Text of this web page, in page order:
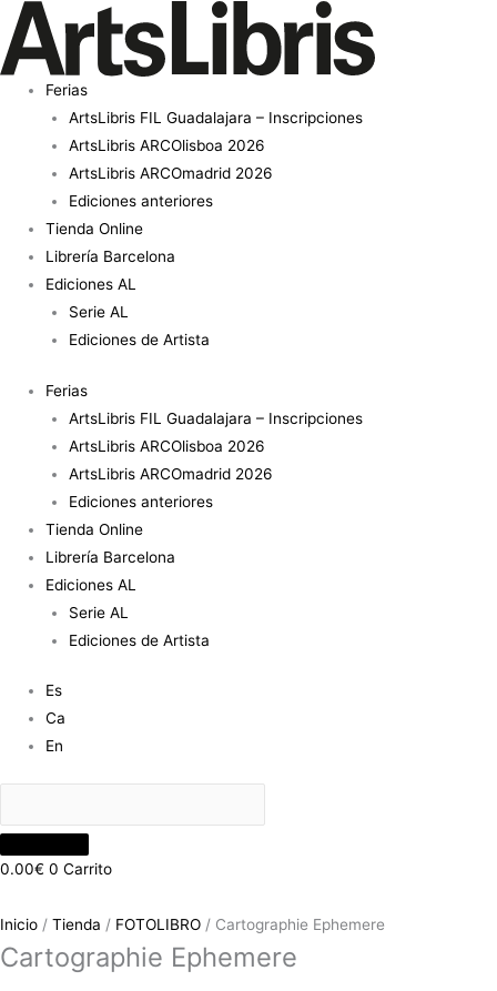
al
contenido
Ferias
ArtsLibris FIL Guadalajara – Inscripciones
ArtsLibris ARCOlisboa 2026
ArtsLibris ARCOmadrid 2026
Ediciones anteriores
Tienda Online
Librería Barcelona
Ediciones AL
Serie AL
Ediciones de Artista
Ferias
ArtsLibris FIL Guadalajara – Inscripciones
ArtsLibris ARCOlisboa 2026
ArtsLibris ARCOmadrid 2026
Ediciones anteriores
Tienda Online
Librería Barcelona
Ediciones AL
Serie AL
Ediciones de Artista
Es
Ca
En
0.00€ 0 Carrito
Inicio / Tienda / FOTOLIBRO / Cartographie Ephemere
Cartographie Ephemere
Cartographie
Ephemere
cantidad